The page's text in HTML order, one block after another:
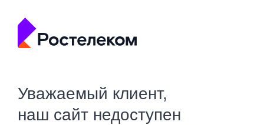
Уважаемый клиент,
наш сайт недоступен